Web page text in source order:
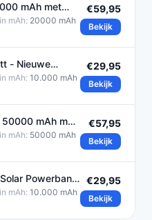
mAh met
mAh: 20000 mAh
€59,95
Bekijk
- Nieuwe
10000 mAh
mAh: 10.000 mAh
€29,95
Bekijk
50000 mAh met
mAh: 50000 mAh
€57,95
Bekijk
Powerbank
mAh: 10.000 mAh
€29,95
Bekijk